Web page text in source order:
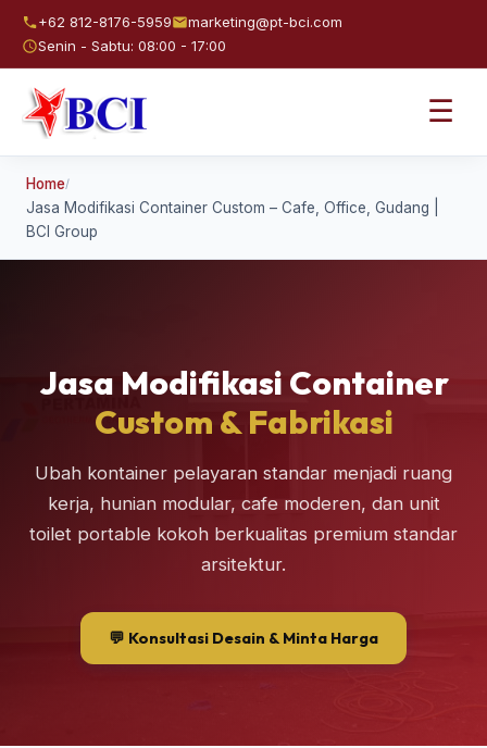
+62 812-8176-5959
marketing@pt-bci.com
Senin - Sabtu: 08:00 - 17:00
☰
Home/
Jasa Modifikasi Container Custom – Cafe, Office, Gudang |
BCI Group
Jasa Modifikasi Container
Custom & Fabrikasi
Ubah kontainer pelayaran standar menjadi ruang
kerja, hunian modular, cafe moderen, dan unit
toilet portable kokoh berkualitas premium standar
arsitektur.
💬 Konsultasi Desain & Minta Harga